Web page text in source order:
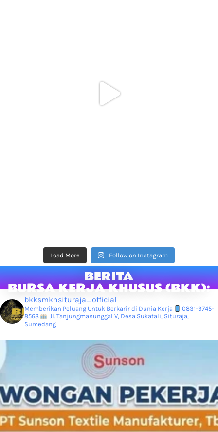
Load More Follow on Instagram
BERITA
BURSA KERJA KHUSUS (BKK):
bkksmknsituraja_official
Memberikan Peluang Untuk Berkarir di Dunia Kerja
0831-9745-
8568
Jl. Tanjungmanunggal V, Desa Sukatali, Situraja,
Sumedang